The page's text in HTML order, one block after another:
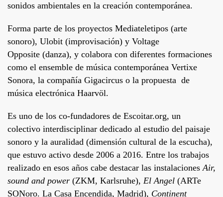
sonidos ambientales en la creación contemporánea.
Forma parte de los proyectos Mediateletipos (arte
sonoro), Ulobit (improvisación) y Voltage
Opposite (danza), y colabora con diferentes formaciones
como el ensemble de música contemporánea Vertixe
Sonora, la compañía Gigacircus o la propuesta de
música electrónica Haarvöl.
Es uno de los co-fundadores de Escoitar.org, un
colectivo interdisciplinar dedicado al estudio del paisaje
sonoro y la auralidad (dimensión cultural de la escucha),
que estuvo activo desde 2006 a 2016. Entre los trabajos
realizado en esos años cabe destacar las instalacionesAir,
sound and power (ZKM, Karlsruhe), El Angel (ARTe
SONoro. La Casa Encendida, Madrid), Continent